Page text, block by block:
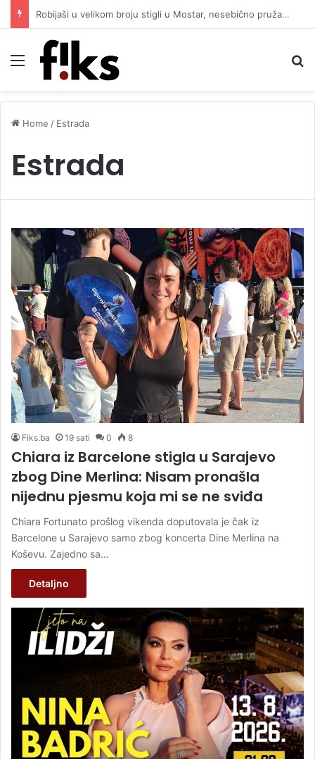
Robijaši u velikom broju stigli u Mostar, nesebično pružaju podršku Čeliku protiv Zrinjskog
Menu
Home / Estrada
Estrada
Fiks.ba 19 sati 0 8
Chiara iz Barcelone stigla u Sarajevo
zbog Dine Merlina: Nisam pronašla
nijednu pjesmu koja mi se ne sviđa
Chiara Fortunato prošlog vikenda doputovala je čak iz
Barcelone u Sarajevo samo zbog koncerta Dine Merlina na
Koševu. Zajedno sa…
Detaljno